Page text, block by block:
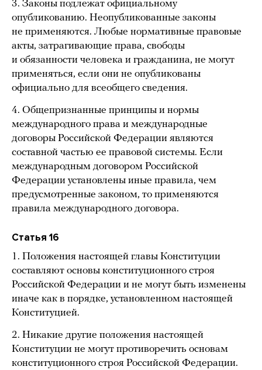
3. Законы подлежат официальному
опубликованию. Неопубликованные законы
не применяются. Любые нормативные правовые
акты, затрагивающие права, свободы
и обязанности человека и гражданина, не могут
применяться, если они не опубликованы
официально для всеобщего сведения.
4. Общепризнанные принципы и нормы
международного права и международные
договоры Российской Федерации являются
составной частью ее правовой системы. Если
международным договором Российской
Федерации установлены иные правила, чем
предусмотренные законом, то применяются
правила международного договора.
Статья 16
1. Положения настоящей главы Конституции
составляют основы конституционного строя
Российской Федерации и не могут быть изменены
иначе как в порядке, установленном настоящей
Конституцией.
2. Никакие другие положения настоящей
Конституции не могут противоречить основам
конституционного строя Российской Федерации.